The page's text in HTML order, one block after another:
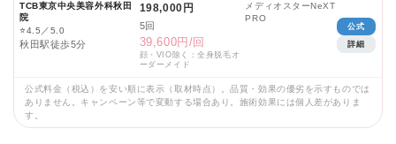
TCB東京中央美容外科秋田
院
⭐4.5／5.0
秋田駅徒歩5分
198,000円
5回
39,600円/回
顔・VIO除く：全身脱毛オ
ーダーメイド
メディオスターNeXT
PRO
公式
詳細
公式料金（税込）を安い順に表示（取材時点）。品質・効果の優劣を示すものでは
ありません。キャンペーン等で変動する場合あり。施術効果には個人差がありま
す。